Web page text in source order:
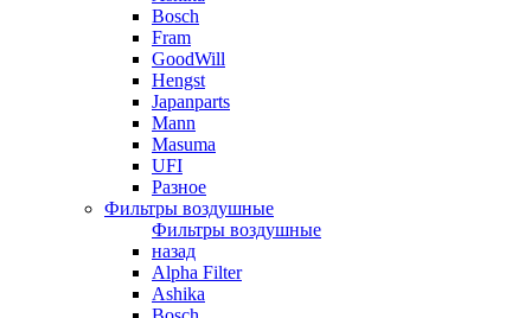
Bosch
Fram
GoodWill
Hengst
Japanparts
Mann
Masuma
UFI
Разное
Фильтры воздушные
Фильтры воздушные
назад
Alpha Filter
Ashika